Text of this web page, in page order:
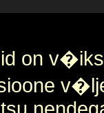
on